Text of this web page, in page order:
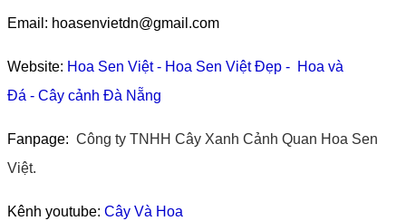
Email: hoasenvietdn@gmail.com
Website: Hoa Sen Việt- Hoa Sen Việt Đẹp - Hoa và
Đá - Cây cảnh Đà Nẵng
Fanpage: Công ty TNHH Cây Xanh Cảnh Quan Hoa Sen
Việt.
Kênh youtube: Cây Và Hoa